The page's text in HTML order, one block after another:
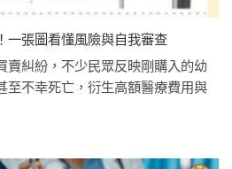
一張圖看懂風險與自我審查
賣糾紛，不少民眾反映剛購入的幼
至不幸死亡，衍生高額醫療費用與